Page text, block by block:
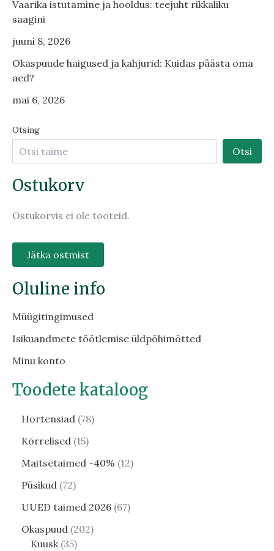
Vaarika istutamine ja hooldus: teejuht rikkaliku
saagini
juuni 8, 2026
Okaspuude haigused ja kahjurid: Kuidas päästa oma
aed?
mai 6, 2026
Otsing
Otsi
Ostukorv
Ostukorvis ei ole tooteid.
Jätka ostmist
Oluline info
Müügitingimused
Isikuandmete töötlemise üldpõhimõtted
Minu konto
Toodete kataloog
Hortensiad 78
Kõrrelised 15
Maitsetaimed -40% 12
Püsikud 72
UUED taimed 2026 67
Okaspuud 202
Kuusk 35